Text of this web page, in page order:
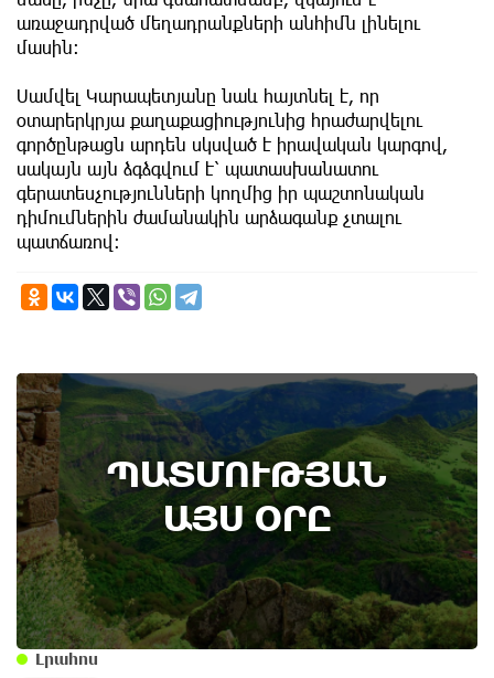
առաջադրված մեղադրանքների անհիմն լինելու
մասին։
Սամվել Կարապետյանը նաև հայտնել է, որ
օտարերկրյա քաղաքացիությունից հրաժարվելու
գործընթացն արդեն սկսված է իրավական կարգով,
սակայն այն ձգձգվում է՝ պատասխանատու
գերատեսչությունների կողմից իր պաշտոնական
դիմումներին ժամանակին արձագանք չտալու
պատճառով։
ՊԱՏՄՈՒԹՅԱՆ
ԱՅՍ ՕՐԸ
6th of August
Կառավարությունը ազդարարել է Հյուսիս -
Հարավ ավտոմայրուղու շինարարության
մեկնարկը․ պատմության այս օրը (6
օգոստոս)
Լրահոս